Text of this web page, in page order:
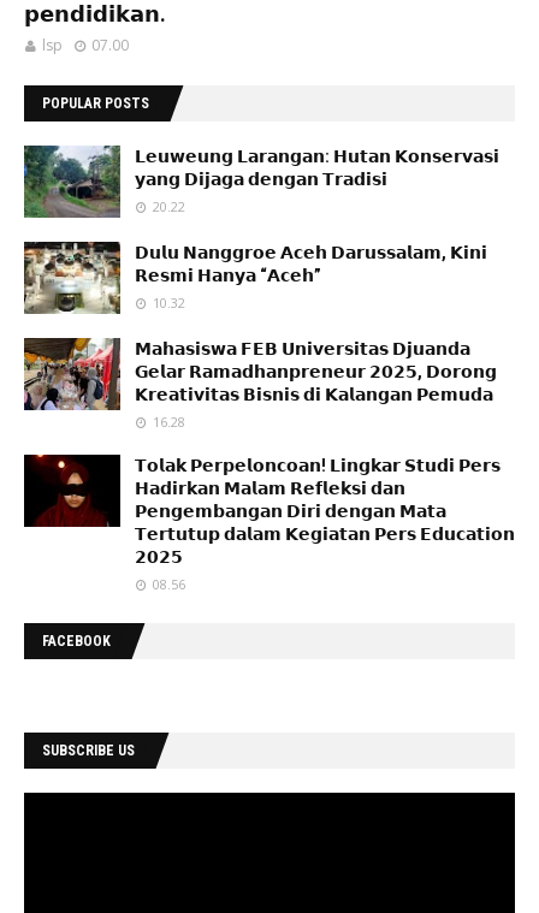
𝗽𝗲𝗻𝗱𝗶𝗱𝗶𝗸𝗮𝗻.
lsp 07.00
POPULAR POSTS
𝗟𝗲𝘂𝘄𝗲𝘂𝗻𝗴 𝗟𝗮𝗿𝗮𝗻𝗴𝗮𝗻: 𝗛𝘂𝘁𝗮𝗻 𝗞𝗼𝗻𝘀𝗲𝗿𝘃𝗮𝘀𝗶
𝘆𝗮𝗻𝗴 𝗗𝗶𝗷𝗮𝗴𝗮 𝗱𝗲𝗻𝗴𝗮𝗻 𝗧𝗿𝗮𝗱𝗶𝘀𝗶
20.22
𝗗𝘂𝗹𝘂 𝗡𝗮𝗻𝗴𝗴𝗿𝗼𝗲 𝗔𝗰𝗲𝗵 𝗗𝗮𝗿𝘂𝘀𝘀𝗮𝗹𝗮𝗺, 𝗞𝗶𝗻𝗶
𝗥𝗲𝘀𝗺𝗶 𝗛𝗮𝗻𝘆𝗮 “𝗔𝗰𝗲𝗵”
10.32
𝗠𝗮𝗵𝗮𝘀𝗶𝘀𝘄𝗮 𝗙𝗘𝗕 𝗨𝗻𝗶𝘃𝗲𝗿𝘀𝗶𝘁𝗮𝘀 𝗗𝗷𝘂𝗮𝗻𝗱𝗮
𝗚𝗲𝗹𝗮𝗿 𝗥𝗮𝗺𝗮𝗱𝗵𝗮𝗻𝗽𝗿𝗲𝗻𝗲𝘂𝗿 𝟮𝟬𝟮𝟱, 𝗗𝗼𝗿𝗼𝗻𝗴
𝗞𝗿𝗲𝗮𝘁𝗶𝘃𝗶𝘁𝗮𝘀 𝗕𝗶𝘀𝗻𝗶𝘀 𝗱𝗶 𝗞𝗮𝗹𝗮𝗻𝗴𝗮𝗻 𝗣𝗲𝗺𝘂𝗱𝗮
16.28
𝗧𝗼𝗹𝗮𝗸 𝗣𝗲𝗿𝗽𝗲𝗹𝗼𝗻𝗰𝗼𝗮𝗻! 𝗟𝗶𝗻𝗴𝗸𝗮𝗿 𝗦𝘁𝘂𝗱𝗶 𝗣𝗲𝗿𝘀
𝗛𝗮𝗱𝗶𝗿𝗸𝗮𝗻 𝗠𝗮𝗹𝗮𝗺 𝗥𝗲𝗳𝗹𝗲𝗸𝘀𝗶 𝗱𝗮𝗻
𝗣𝗲𝗻𝗴𝗲𝗺𝗯𝗮𝗻𝗴𝗮𝗻 𝗗𝗶𝗿𝗶 𝗱𝗲𝗻𝗴𝗮𝗻 𝗠𝗮𝘁𝗮
𝗧𝗲𝗿𝘁𝘂𝘁𝘂𝗽 𝗱𝗮𝗹𝗮𝗺 𝗞𝗲𝗴𝗶𝗮𝘁𝗮𝗻 𝗣𝗲𝗿𝘀 𝗘𝗱𝘂𝗰𝗮𝘁𝗶𝗼𝗻
𝟮𝟬𝟮𝟱
08.56
FACEBOOK
SUBSCRIBE US